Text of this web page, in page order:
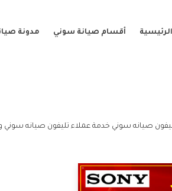
الرئيسية أقسام صيانة سوني مدونة
صيانه سوني خدمة عملاء تليفون صيانه